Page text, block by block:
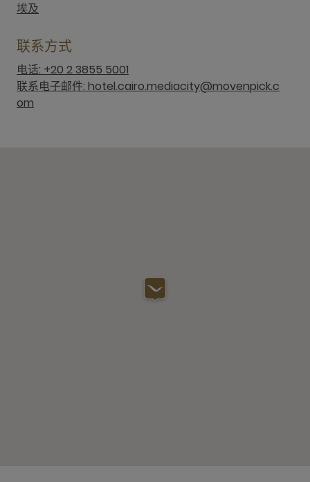
埃及
联系方式
电话: +20 2 3855 5001
联系电子邮件: hotel.cairo.mediacity@movenpick.c
om